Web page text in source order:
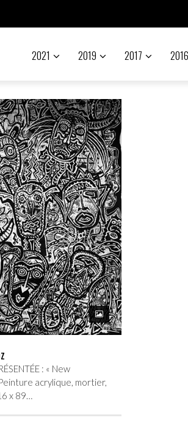
2021 2019 2017 2016
: « New
acrylique, mortier,
x 89…